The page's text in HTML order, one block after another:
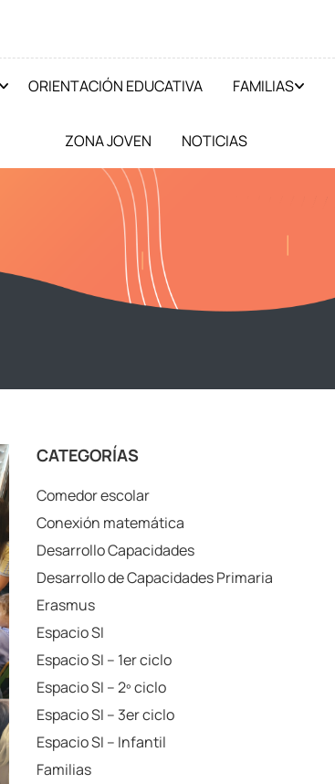
ORIENTACIÓN EDUCATIVA FAMILIAS
ZONA JOVEN NOTICIAS
CATEGORÍAS
Comedor escolar
Conexión matemática
Desarrollo Capacidades
Desarrollo de Capacidades Primaria
Erasmus
Espacio SI
Espacio SI – 1er ciclo
Espacio SI – 2º ciclo
Espacio SI – 3er ciclo
Espacio SI – Infantil
Familias